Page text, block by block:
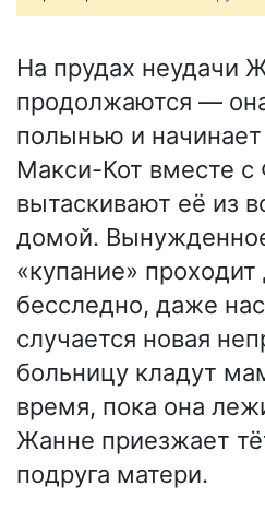
На прудах неудачи
продолжаются —
полынью и
Макси-Кот вместе с
вытаскивают её из
домой.
«купание»
бесследно, даже
случается новая
больницу кладут
время, пока она
Жанне приезжает
подруга матери.